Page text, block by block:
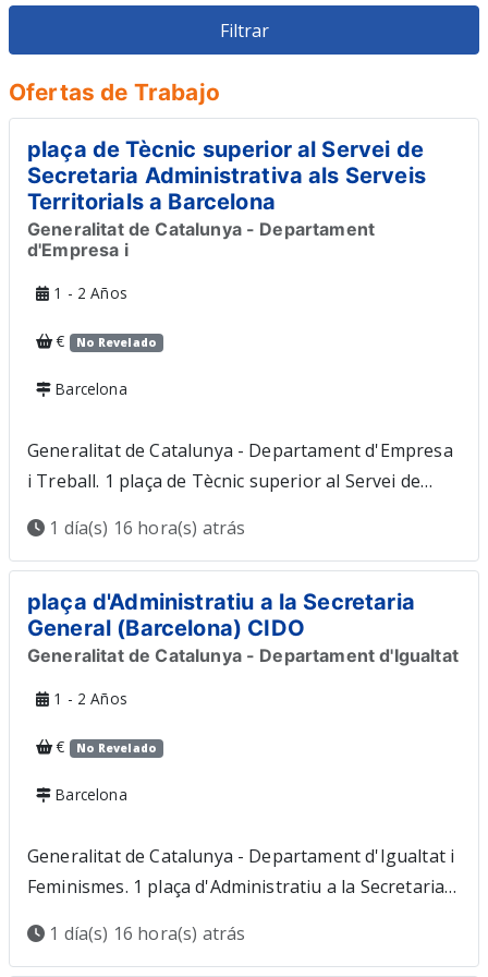
Restauracion
Ofertas de Trabajo
plaça de Tècnic superior al Servei de
Secretaria Administrativa als Serveis
Territorials a Barcelona
Generalitat de Catalunya - Departament
d'Empresa i
1 - 2 Años
€ No Revelado
Barcelona
Generalitat de Catalunya - Departament d'Empresa
i Treball. 1 plaça de Tècnic superior al Servei de
Barcelona. Concurs o valoració de mèrits.
Funcionari interí. 2026-08-20. Termini obert. A1 -
Grau universitari (correspondència amb
llicenciatures). Estar en possessió de Llicenciatura o
Grau en Dret. Nivell C1 de català. Segons els
requisits de participació, té prioritat el personal
excepcionalment, qualsevol persona que tingui la
titulació requerida Veure convocatòria Contracte
1 día(s) 16 hora(s) atrás
plaça d'Administratiu a la Secretaria
General (Barcelona) CIDO
Generalitat de Catalunya - Departament d'Igualtat
1 - 2 Años
€ No Revelado
Barcelona
Generalitat de Catalunya - Departament d'Igualtat i
Feminismes. 1 plaça d'Administratiu a la Secretaria
Funcionari interí. 2026-08-10. Termini obert. C1 -
1 día(s) 16 hora(s) atrás